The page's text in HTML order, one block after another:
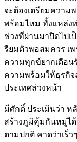
จะต้องเตรียมความ
พร้อมไหม ทั้งแหล่งท่
ช่วงที่ผ่านมาปิดไปเ
รียมตัวพอสมควร เพ
ความทุกข์ยากเดือ
ความพร้อมให้ธุรกิจ
ประเทศล่วงหน้า
มีศักดิ์ ประเมินว่า ห
สร้างภูมิคุ้มกันหมู่ไ
ตามปกติ คาดว่าเร็ว